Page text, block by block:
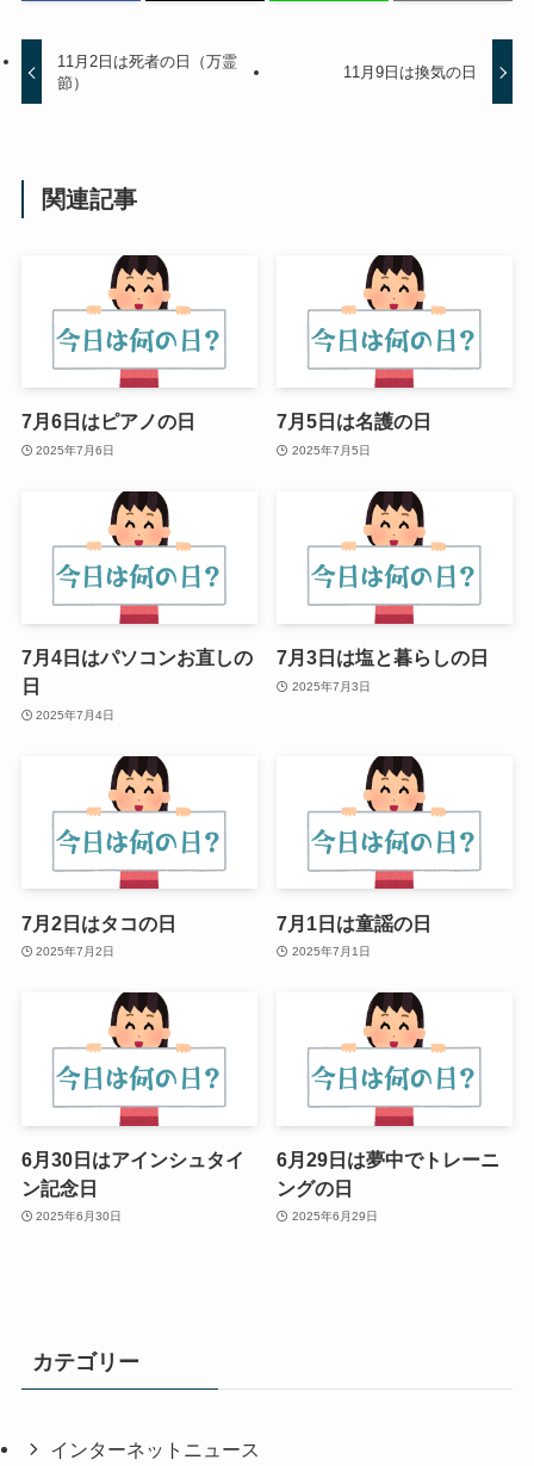
11月2日は死者の日（万霊
節）
11月9日は換気の日
関連記事
7月6日はピアノの日
2025年7月6日
7月5日は名護の日
2025年7月5日
7月4日はパソコンお直しの
日
2025年7月4日
7月3日は塩と暮らしの日
2025年7月3日
7月2日はタコの日
2025年7月2日
7月1日は童謡の日
2025年7月1日
6月30日はアインシュタイ
ン記念日
2025年6月30日
6月29日は夢中でトレーニ
ングの日
2025年6月29日
カテゴリー
インターネットニュース